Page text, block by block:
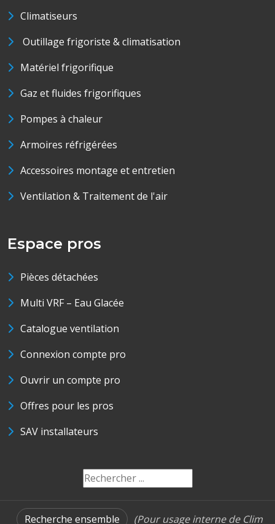
Climatiseurs
Outillage frigoriste & climatisation
Matériel frigorifique
Gaz et fluides frigorifiques
Pompes à chaleur
Armoires réfrigérées
Accessoires montage et entretien
Ventilation & Traitement de l'air
Espace pros
Pièces détachées
Multi VRF – Eau Glacée
Catalogue ventilation
Connexion compte pro
Ouvrir un compte pro
Offres pour les pros
SAV installateurs
Recherche ensemble (Pour usage interne de Clim